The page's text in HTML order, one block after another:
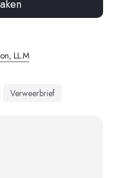
LL.M
Verweerbrief